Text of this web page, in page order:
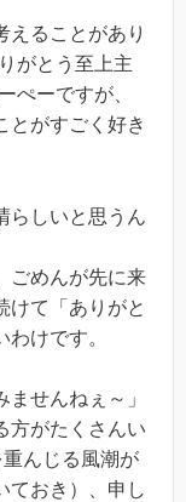
えることがあり
がとう至上主
ぺーですが、
とがすごく好き
らしいと思うん
ごめんが先に来
けて「ありがと
けです。
せんねぇ～」
方がたくさんい
重んじる風潮が
ておき）、申し